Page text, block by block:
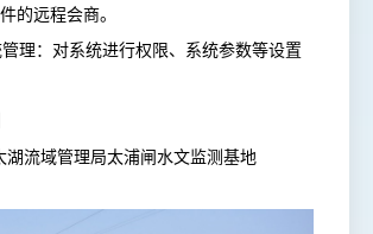
的远程会商。
：对系统进行权限、系统参数等设置
流域管理局太浦闸水文监测基地